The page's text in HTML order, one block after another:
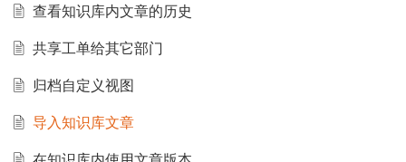
查看知识库内文章的历史
共享工单给其它部门
归档自定义视图
导入知识库文章